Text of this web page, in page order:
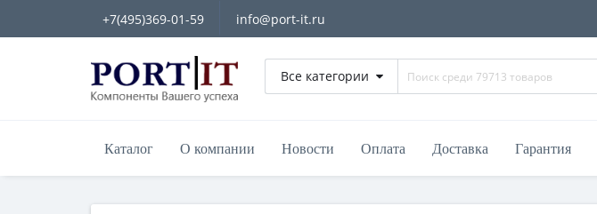
+7(495)369-01-59 info@port-it.ru
Все категории
Каталог О компании Новости Оплата Доставка Гарантия